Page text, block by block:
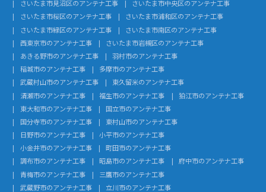
さいたま市見沼区のアンテナ工事
さいたま市中央区のアンテナ工事
さいたま市桜区のアンテナ工事
さいたま市浦和区のアンテナ工事
さいたま市緑区のアンテナ工事
さいたま市南区のアンテナ工事
西東京市のアンテナ工事
さいたま市岩槻区のアンテナ工事
あきる野市のアンテナ工事
羽村市のアンテナ工事
稲城市のアンテナ工事
多摩市のアンテナ工事
武蔵村山市のアンテナ工事
東久留米のアンテナ工事
清瀬市のアンテナ工事
福生市のアンテナ工事
狛江市のアンテナ工事
東大和市のアンテナ工事
国立市のアンテナ工事
国分寺市のアンテナ工事
東村山市のアンテナ工事
日野市のアンテナ工事
小平市のアンテナ工事
小金井市のアンテナ工事
町田市のアンテナ工事
調布市のアンテナ工事
昭島市のアンテナ工事
府中市のアンテナ工事
青梅市のアンテナ工事
三鷹市のアンテナ工事
武蔵野市のアンテナ工事
立川市のアンテナ工事